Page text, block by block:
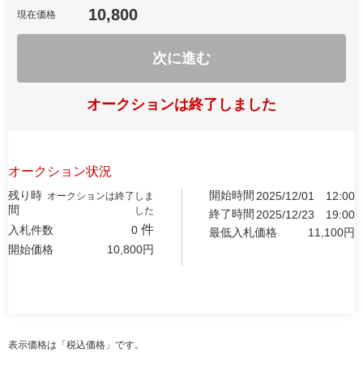
現在価格 10,800
次に進む
オークションは終了しました
オークション状況
残り時
間
オークションは終了しま
した
入札件数 0 件
開始価格 10,800円
開始時間 2025/12/01
12:00
終了時間 2025/12/23
19:00
最低入札価格
11,100円
表示価格は「税込価格」です。